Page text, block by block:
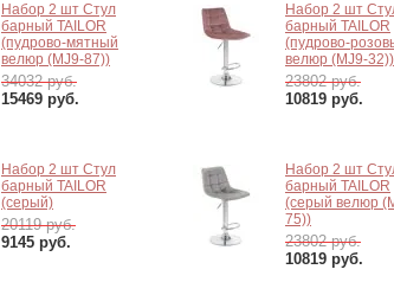
Набор 2 шт Стул
барный TAILOR
(пудрово-мятный
велюр (MJ9-87))
34032 руб.
15469 руб.
Набор 2 шт
барный TAILOR
(пудрово-
велюр (MJ9-32))
23802 руб.
10819 руб.
Набор 2 шт Стул
барный TAILOR
(серый)
20119 руб.
9145 руб.
Набор 2 шт
барный TAILOR
(серый велюр
75))
23802 руб.
10819 руб.